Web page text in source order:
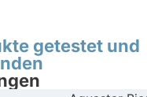
getestet und